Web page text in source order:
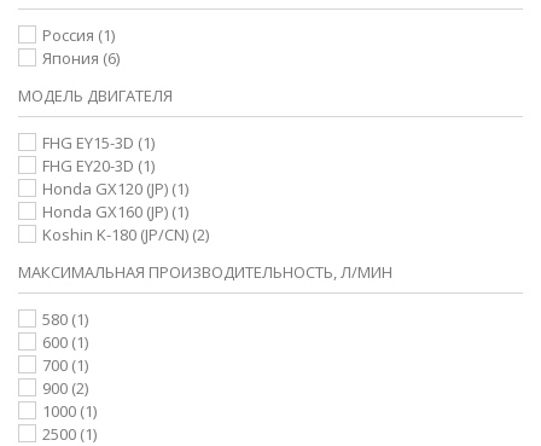
Россия (1)
Япония (6)
МОДЕЛЬ ДВИГАТЕЛЯ
FHG EY15-3D (1)
FHG EY20-3D (1)
Honda GX120 (JP) (1)
Honda GX160 (JP) (1)
Koshin K-180 (JP/CN) (2)
МАКСИМАЛЬНАЯ ПРОИЗВОДИТЕЛЬНОСТЬ, Л/МИН
580 (1)
600 (1)
700 (1)
900 (2)
1000 (1)
2500 (1)